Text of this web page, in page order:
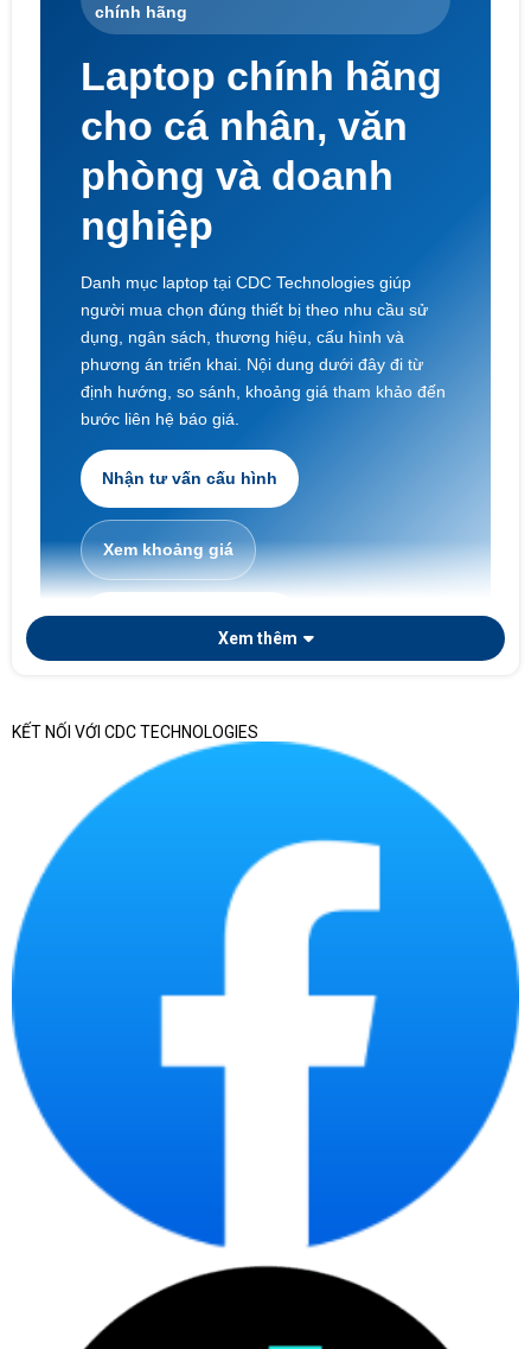
chính hãng
Laptop chính hãng
cho cá nhân, văn
phòng và doanh
nghiệp
Danh mục laptop tại CDC Technologies giúp
người mua chọn đúng thiết bị theo nhu cầu sử
dụng, ngân sách, thương hiệu, cấu hình và
phương án triển khai. Nội dung dưới đây đi từ
định hướng, so sánh, khoảng giá tham khảo đến
bước liên hệ báo giá.
Nhận tư vấn cấu hình
Xem khoảng giá
Laptop doanh nghiệp
Nếu doanh nghiệp cần chọn laptop theo phòng ban,
số lượng triển khai, tiêu chuẩn cấu hình, chứng từ
bàn giao và khả năng quản lý tài sản CNTT sau mua,
có thể tham khảo thêm bài viết chuyên sâu về
laptop doanh nghiệp. Trang này tập trung vào
danh mục laptop chính hãng nói chung, còn bài
chuyên sâu phù hợp hơn khi cần chuẩn hóa thiết bị
hợp với ai?
Laptop chính hãng phù hợp với người dùng cần
thiết bị có nguồn gốc rõ ràng, cấu hình phù hợp,
bảo hành minh bạch và tư vấn theo nhu cầu thật.
Đây là nhóm sản phẩm phục vụ cá nhân, sinh viên,
văn phòng, quản lý, kỹ thuật và doanh nghiệp mua
Xem thêm
KẾT NỐI VỚI CDC TECHNOLOGIES